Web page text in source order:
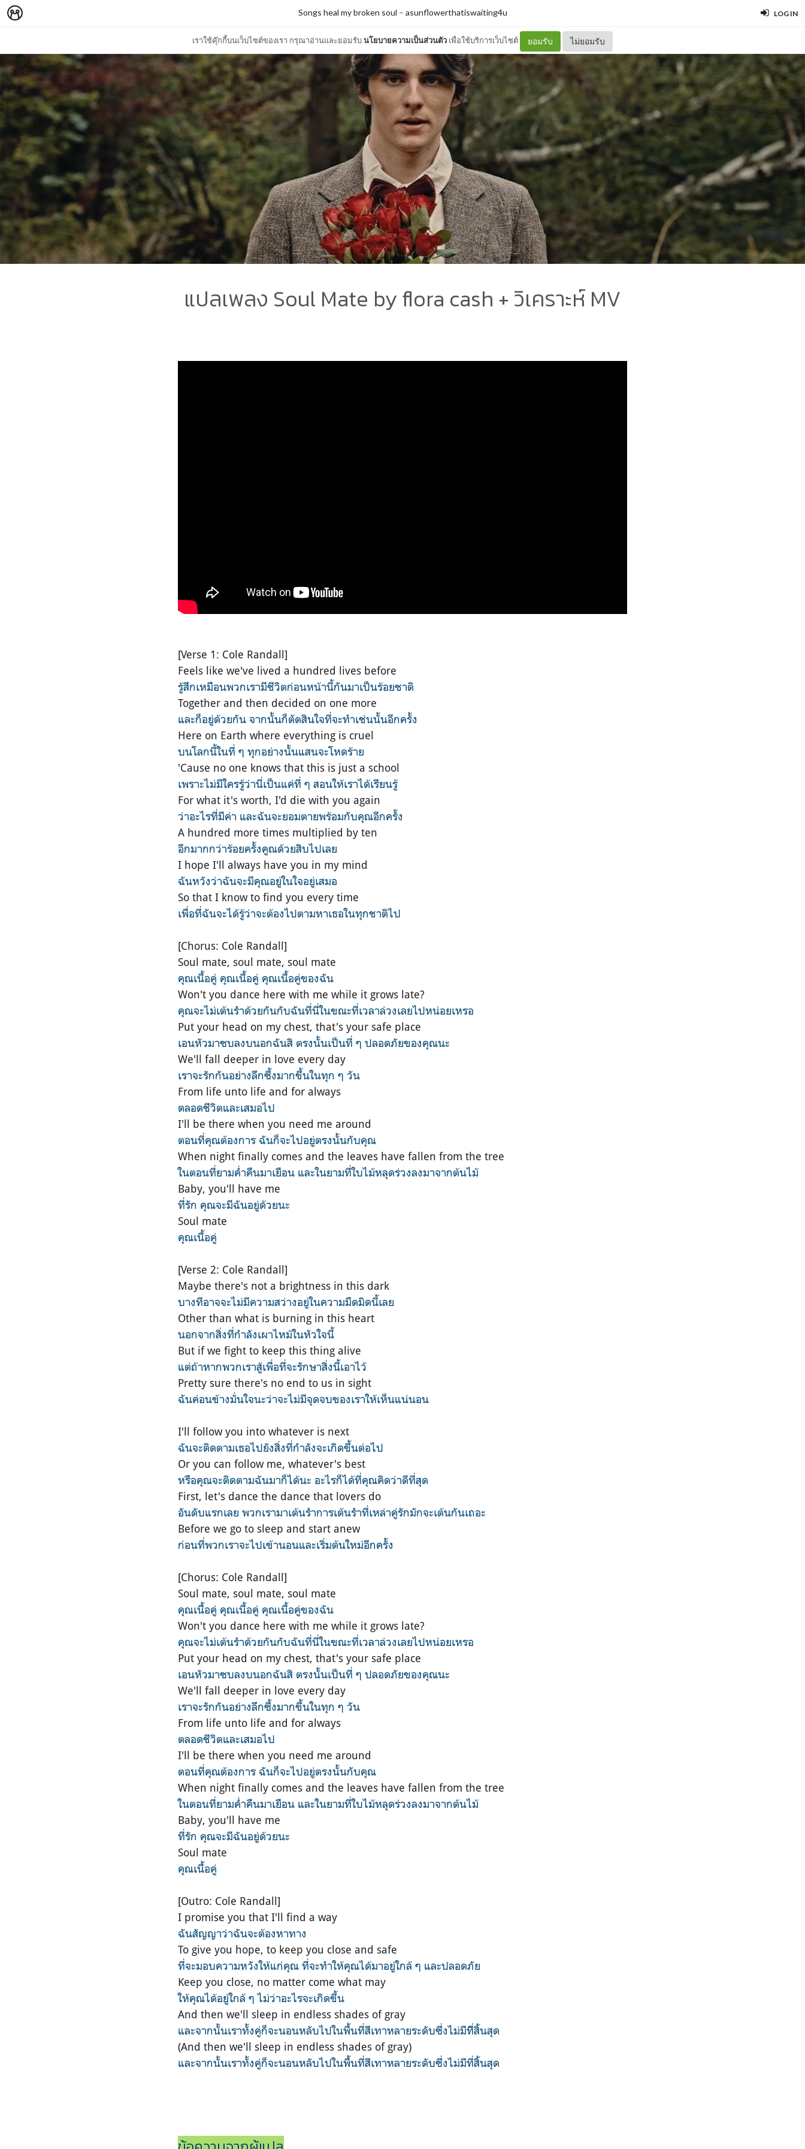
LOG IN
เราใช้คุ๊กกี้บนเว็บไซต์ของเรา กรุณาอ่านและยอมรับนโยบายความเป็นส่วนตัว เพื่อใช้บริการเว็บไซต์ ยอมรับ ไม่ยอมรับ
Songs heal my broken soul – asunflowerthatiswaiting4u
แปลเพลง Soul Mate by ​flora cash + วิเคราะห์ MV
[Verse 1: Cole Randall]
Feels like we've lived a hundred lives before
รู้สึกเหมือนพวกเรามีชีวิตก่อนหน้านี้กันมาเป็นร้อยชาติ
Together and then decided on one more
และก็อยู่ด้วยกัน จากนั้นก็ตัดสินใจที่จะทำเช่นนั้นอีกครั้ง
Here on Earth where everything is cruel
บนโลกนี้ในที่ ๆ ทุกอย่างนั้นแสนจะโหดร้าย
'Cause no one knows that this is just a school
เพราะไม่มีใครรู้ว่านี่เป็นแค่ที่ ๆ สอนให้เราได้เรียนรู้
For what it's worth, I'd die with you again
ว่าอะไรที่มีค่า และฉันจะยอมตายพร้อมกับคุณอีกครั้ง
A hundred more times multiplied by ten
อีกมากกว่าร้อยครั้งคูณด้วยสิบไปเลย
I hope I'll always have you in my mind
ฉันหวังว่าฉันจะมีคุณอยู่ในใจอยู่เสมอ
So that I know to find you every time
เพื่อที่ฉันจะได้รู้ว่าจะต้องไปตามหาเธอในทุกชาติไป
[Chorus: Cole Randall]
Soul mate, soul mate, soul mate
คุณเนื้อคู่ คุณเนื้อคู่ คุณเนื้อคู่ของฉัน
Won't you dance here with me whilе it grows late?
คุณจะไม่เต้นรำด้วยกันกับฉันที่นี่ในขณะที่เวลาล่วงเลยไปหน่อยเหรอ
Put your head on my chest, that's your safе place
เอนหัวมาซบลงบนอกฉันสิ ตรงนั้นเป็นที่ ๆ ปลอดภัยของคุณนะ
We'll fall deeper in love every day
เราจะรักกันอย่างลึกซึ้งมากขึ้นในทุก ๆ วัน
From life unto life and for always
ตลอดชีวิตและเสมอไป
I'll be there when you need me around
ตอนที่คุณต้องการ ฉันก็จะไปอยู่ตรงนั้นกับคุณ
When night finally comes and the leaves have fallen from the tree
ในตอนที่ยามค่ำคืนมาเยือน และในยามที่ใบไม้หลุดร่วงลงมาจากต้นไม้
Baby, you'll have me
ที่รัก คุณจะมีฉันอยู่ด้วยนะ
Soul mate
คุณเนื้อคู่
[Verse 2: Cole Randall]
Maybe there's not a brightness in this dark
บางทีอาจจะไม่มีความสว่างอยู่ในความมืดมิดนี้เลย
Other than what is burning in this heart
นอกจากสิ่งที่กำลังเผาไหม้ในหัวใจนี้
But if we fight to keep this thing alive
แต่ถ้าหากพวกเราสู้เพื่อที่จะรักษาสิ่งนี้เอาไว้
Pretty sure there's no end to us in sight
ฉันค่อนข้างมั่นใจนะว่าจะไม่มีจุดจบของเราให้เห็นแน่นอน
I'll follow you into whatever is next
ฉันจะติดตามเธอไปยังสิ่งที่กำลังจะเกิดขึ้นต่อไป
Or you can follow me, whatever's best
หรือคุณจะติดตามฉันมาก็ได้นะ อะไรก็ได้ที่คุณคิดว่าดีที่สุด
First, let's dance the dance that lovers do
อันดับแรกเลย พวกเรามาเต้นรำการเต้นรำที่เหล่าคู่รักมักจะเต้นกันเถอะ
Before we go to sleep and start anew
ก่อนที่พวกเราจะไปเข้านอนและเริ่มต้นใหม่อีกครั้ง
[Chorus: Cole Randall]
Soul mate, soul mate, soul mate
คุณเนื้อคู่ คุณเนื้อคู่ คุณเนื้อคู่ของฉัน
Won't you dance here with me whilе it grows late?
คุณจะไม่เต้นรำด้วยกันกับฉันที่นี่ในขณะที่เวลาล่วงเลยไปหน่อยเหรอ
Put your head on my chest, that's your safе place
เอนหัวมาซบลงบนอกฉันสิ ตรงนั้นเป็นที่ ๆ ปลอดภัยของคุณนะ
We'll fall deeper in love every day
เราจะรักกันอย่างลึกซึ้งมากขึ้นในทุก ๆ วัน
From life unto life and for always
ตลอดชีวิตและเสมอไป
I'll be there when you need me around
ตอนที่คุณต้องการ ฉันก็จะไปอยู่ตรงนั้นกับคุณ
When night finally comes and the leaves have fallen from the tree
ในตอนที่ยามค่ำคืนมาเยือน และในยามที่ใบไม้หลุดร่วงลงมาจากต้นไม้
Baby, you'll have me
ที่รัก คุณจะมีฉันอยู่ด้วยนะ
Soul mate
คุณเนื้อคู่
[Outro: Cole Randall]
I promise you that I'll find a way
ฉันสัญญาว่าฉันจะต้องหาทาง
To give you hope, to keep you close and safe
ที่จะมอบความหวังให้แก่คุณ ที่จะทำให้คุณได้มาอยู่ใกล้ ๆ และปลอดภัย
Keep you close, no matter come what may
ให้คุณได้อยู่ใกล้ ๆ ไม่ว่าอะไรจะเกิดขึ้น
And then we'll sleep in endless shades of gray
และจากนั้นเราทั้งคู่ก็จะนอนหลับไปในพื้นที่สีเทาหลายระดับซึ่งไม่มีที่ิสิ้นสุด
(And then we'll sleep in endless shades of gray)
และจากนั้นเราทั้งคู่ก็จะนอนหลับไปในพื้นที่สีเทาหลายระดับซึ่งไม่มีที่สิ้นสุด